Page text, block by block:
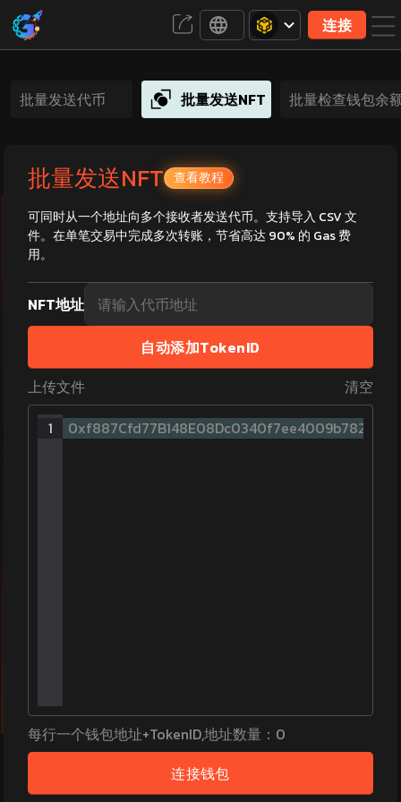
连接
批量发送代币 批量发送NFT 批量检查钱包余
批量发送NFT 查看教程
可同时从一个地址向多个接收者发送代币。支持导入 CSV 文
件。在单笔交易中完成多次转账，节省高达 90% 的 Gas 费
用。
NFT地址
自动添加TokenID
上传文件
清空
1
每行一个钱包地址+TokenID,地址数量 ： 0
连接钱包